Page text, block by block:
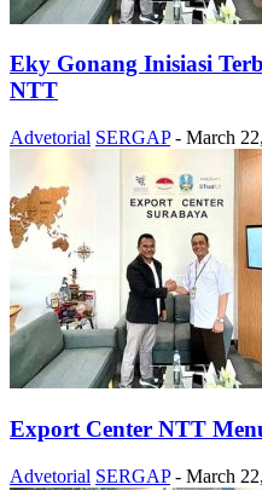
Eky Gonang Inisiasi
NTT
Advetorial SERGAP - March
Export Center NTT
Advetorial SERGAP - March